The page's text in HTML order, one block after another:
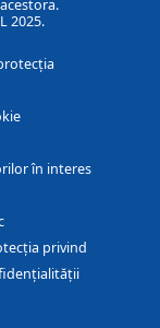
2025.
în interes
privind